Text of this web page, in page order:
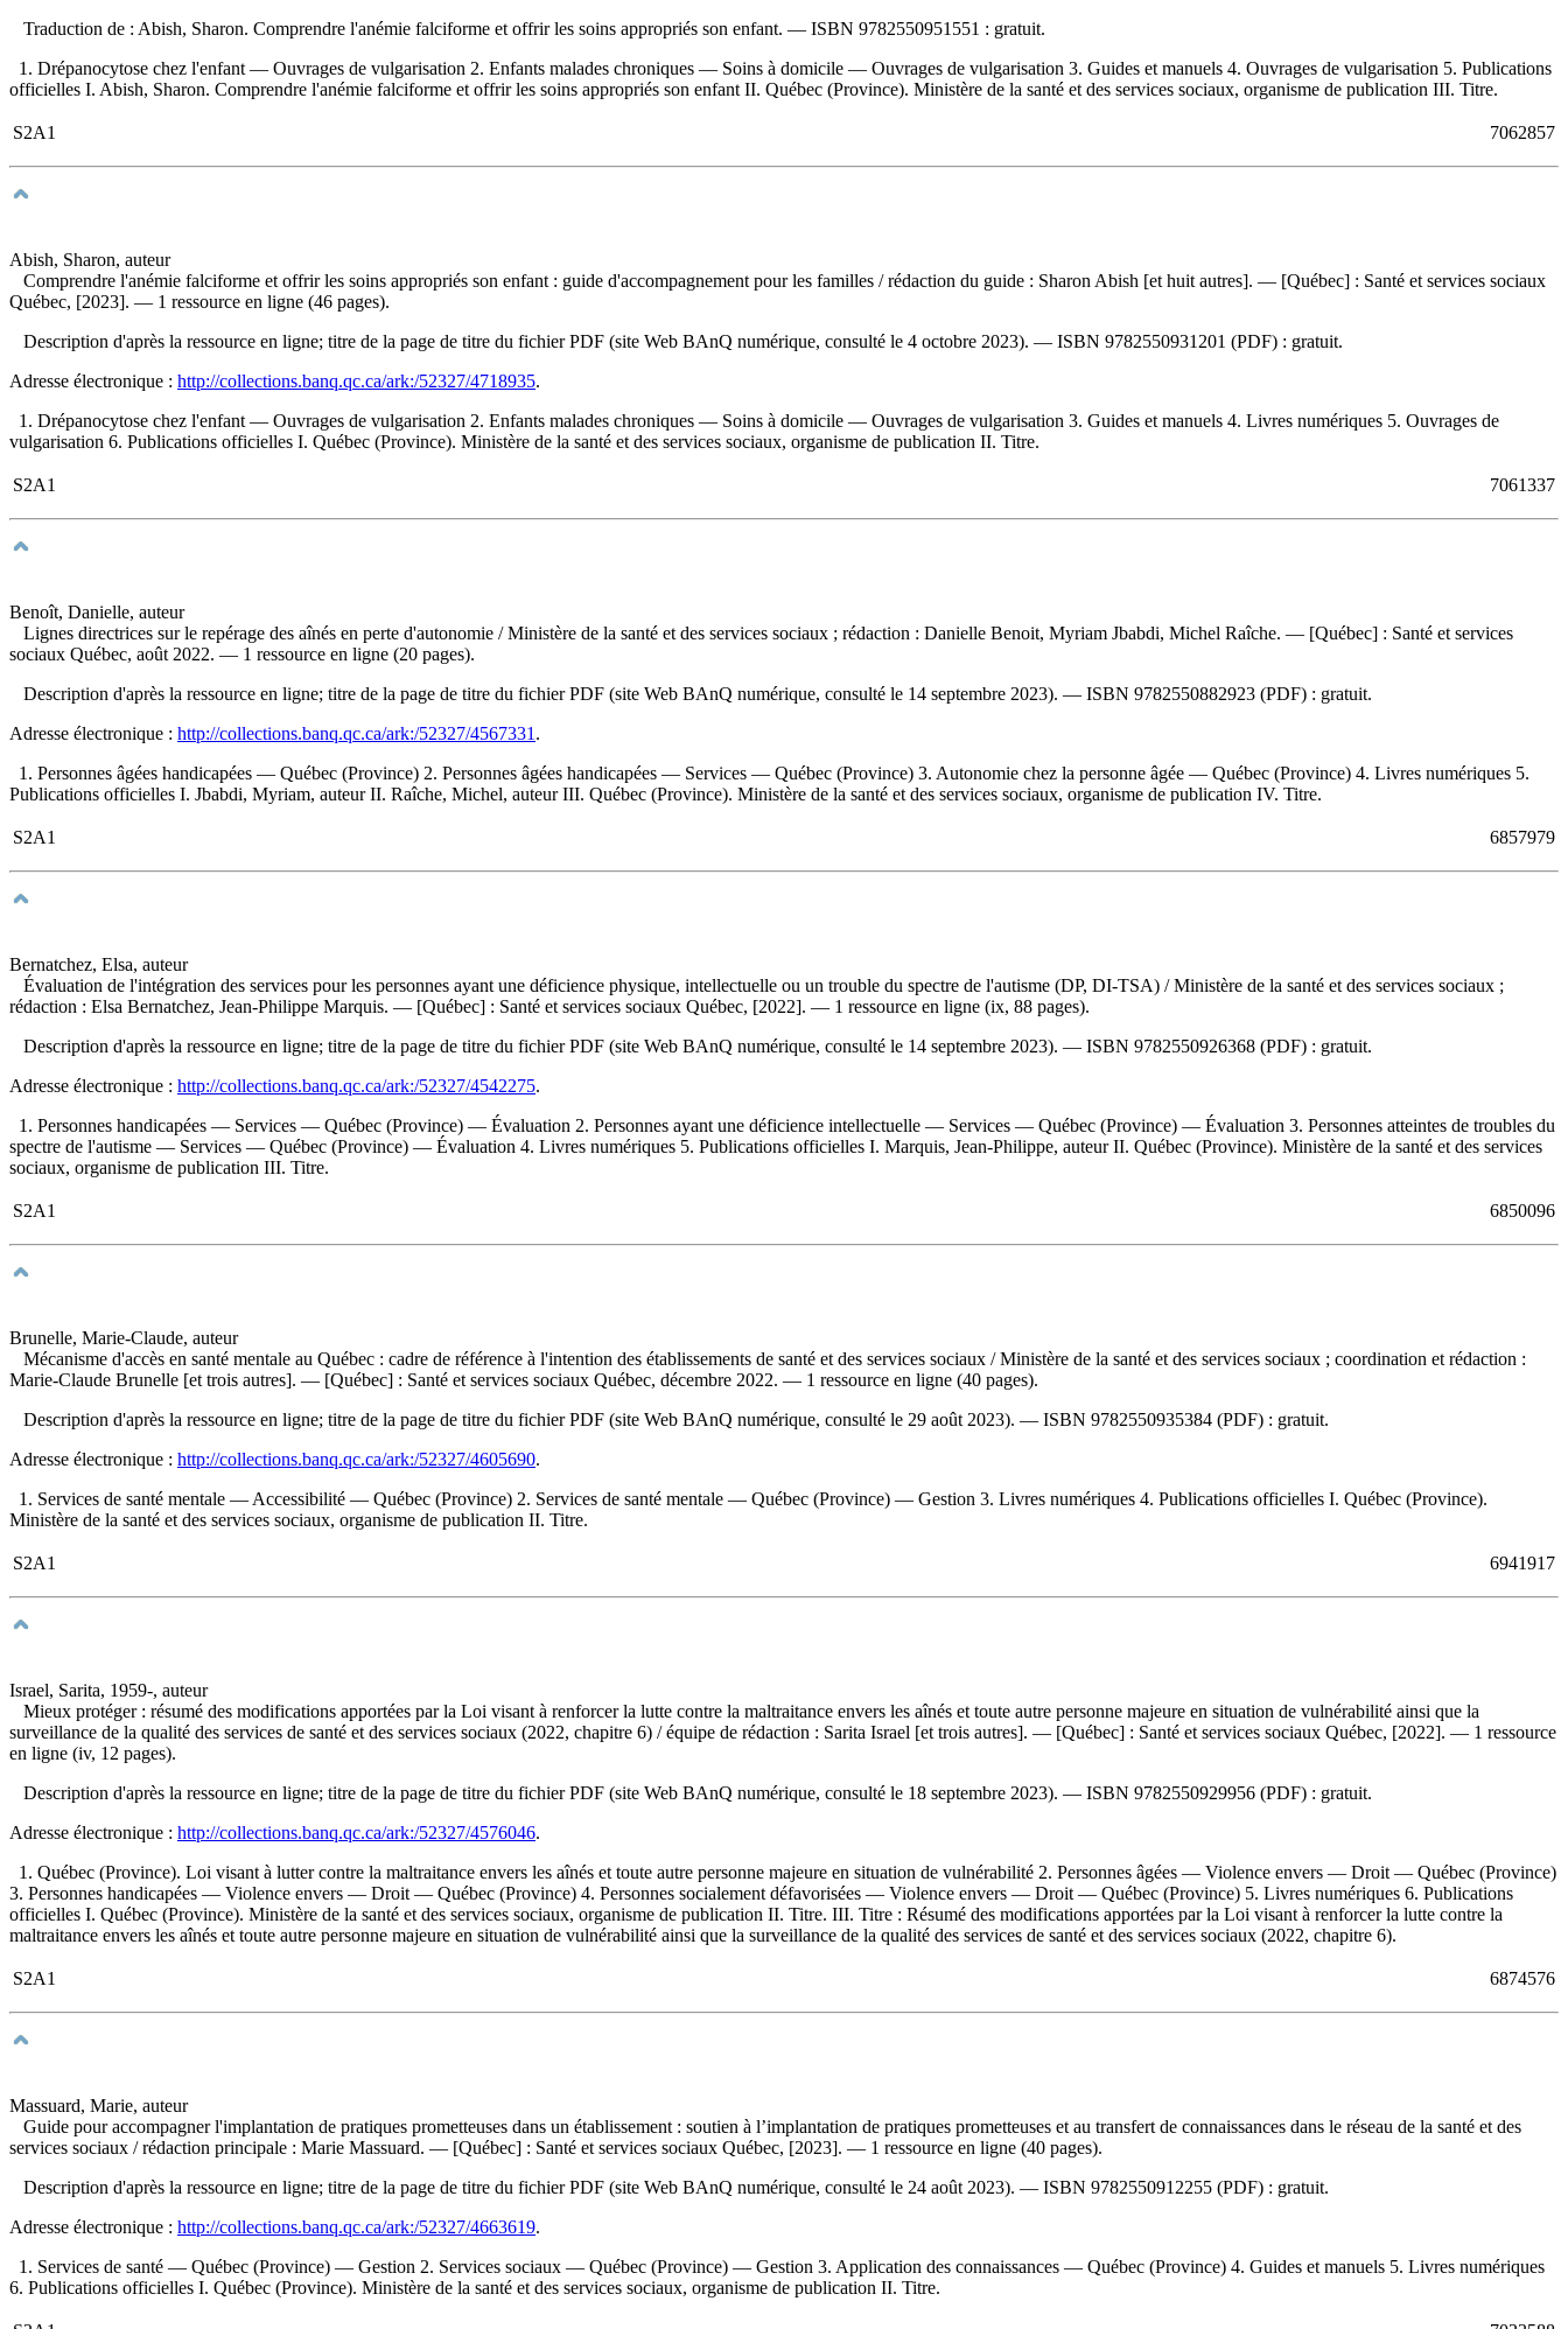
Traduction de : Abish, Sharon. Comprendre l'anémie falciforme et offrir les soins appropriés son enfant. — ISBN 9782550951551 : gratuit.
1. Drépanocytose chez l'enfant — Ouvrages de vulgarisation 2. Enfants malades chroniques — Soins à domicile — Ouvrages de vulgarisation 3. Guides et manuels 4. Ouvrages de vulgarisation 5. Publications
officielles I. Abish, Sharon. Comprendre l'anémie falciforme et offrir les soins appropriés son enfant II. Québec (Province). Ministère de la santé et des services sociaux, organisme de publication III. Titre.
S2A1 7062857
Abish, Sharon, auteur
Comprendre l'anémie falciforme et offrir les soins appropriés son enfant : guide d'accompagnement pour les familles / rédaction du guide : Sharon Abish [et huit autres]. — [Québec] : Santé et services sociaux
Québec, [2023]. — 1 ressource en ligne (46 pages).
Description d'après la ressource en ligne; titre de la page de titre du fichier PDF (site Web BAnQ numérique, consulté le 4 octobre 2023). — ISBN 9782550931201 (PDF) : gratuit.
Adresse électronique : http://collections.banq.qc.ca/ark:/52327/4718935.
1. Drépanocytose chez l'enfant — Ouvrages de vulgarisation 2. Enfants malades chroniques — Soins à domicile — Ouvrages de vulgarisation 3. Guides et manuels 4. Livres numériques 5. Ouvrages de
vulgarisation 6. Publications officielles I. Québec (Province). Ministère de la santé et des services sociaux, organisme de publication II. Titre.
S2A1 7061337
Benoît, Danielle, auteur
Lignes directrices sur le repérage des aînés en perte d'autonomie / Ministère de la santé et des services sociaux ; rédaction : Danielle Benoit, Myriam Jbabdi, Michel Raîche. — [Québec] : Santé et services
sociaux Québec, août 2022. — 1 ressource en ligne (20 pages).
Description d'après la ressource en ligne; titre de la page de titre du fichier PDF (site Web BAnQ numérique, consulté le 14 septembre 2023). — ISBN 9782550882923 (PDF) : gratuit.
Adresse électronique : http://collections.banq.qc.ca/ark:/52327/4567331 .
1. Personnes âgées handicapées — Québec (Province) 2. Personnes âgées handicapées — Services — Québec (Province) 3. Autonomie chez la personne âgée — Québec (Province) 4. Livres numériques 5.
Publications officielles I. Jbabdi, Myriam, auteur II. Raîche, Michel, auteur III. Québec (Province). Ministère de la santé et des services sociaux, organisme de publication IV. Titre.
S2A1 6857979
Bernatchez, Elsa, auteur
Évaluation de l'intégration des services pour les personnes ayant une déficience physique, intellectuelle ou un trouble du spectre de l'autisme (DP, DI-TSA) / Ministère de la santé et des services sociaux ;
rédaction : Elsa Bernatchez, Jean-Philippe Marquis. — [Québec] : Santé et services sociaux Québec, [2022]. — 1 ressource en ligne (ix, 88 pages).
Description d'après la ressource en ligne; titre de la page de titre du fichier PDF (site Web BAnQ numérique, consulté le 14 septembre 2023). — ISBN 9782550926368 (PDF) : gratuit.
Adresse électronique : http://collections.banq.qc.ca/ark:/52327/4542275.
1. Personnes handicapées — Services — Québec (Province) — Évaluation 2. Personnes ayant une déficience intellectuelle — Services — Québec (Province) — Évaluation 3. Personnes atteintes de troubles du
spectre de l'autisme — Services — Québec (Province) — Évaluation 4. Livres numériques 5. Publications officielles I. Marquis, Jean-Philippe, auteur II. Québec (Province). Ministère de la santé et des services
sociaux, organisme de publication III. Titre.
S2A1 6850096
Brunelle, Marie-Claude, auteur
Mécanisme d'accès en santé mentale au Québec : cadre de référence à l'intention des établissements de santé et des services sociaux / Ministère de la santé et des services sociaux ; coordination et rédaction :
Marie-Claude Brunelle [et trois autres]. — [Québec] : Santé et services sociaux Québec, décembre 2022. — 1 ressource en ligne (40 pages).
Description d'après la ressource en ligne; titre de la page de titre du fichier PDF (site Web BAnQ numérique, consulté le 29 août 2023). — ISBN 9782550935384 (PDF) : gratuit.
Adresse électronique : http://collections.banq.qc.ca/ark:/52327/4605690.
1. Services de santé mentale — Accessibilité — Québec (Province) 2. Services de santé mentale — Québec (Province) — Gestion 3. Livres numériques 4. Publications officielles I. Québec (Province).
Ministère de la santé et des services sociaux, organisme de publication II. Titre.
S2A1 6941917
Israel, Sarita, 1959-, auteur
Mieux protéger : résumé des modifications apportées par la Loi visant à renforcer la lutte contre la maltraitance envers les aînés et toute autre personne majeure en situation de vulnérabilité ainsi que la
surveillance de la qualité des services de santé et des services sociaux (2022, chapitre 6) / équipe de rédaction : Sarita Israel [et trois autres]. — [Québec] : Santé et services sociaux Québec, [2022]. — 1 ressource
en ligne (iv, 12 pages).
Description d'après la ressource en ligne; titre de la page de titre du fichier PDF (site Web BAnQ numérique, consulté le 18 septembre 2023). — ISBN 9782550929956 (PDF) : gratuit.
Adresse électronique : http://collections.banq.qc.ca/ark:/52327/4576046.
1. Québec (Province). Loi visant à lutter contre la maltraitance envers les aînés et toute autre personne majeure en situation de vulnérabilité 2. Personnes âgées — Violence envers — Droit — Québec (Province)
3. Personnes handicapées — Violence envers — Droit — Québec (Province) 4. Personnes socialement défavorisées — Violence envers — Droit — Québec (Province) 5. Livres numériques 6. Publications
officielles I. Québec (Province). Ministère de la santé et des services sociaux, organisme de publication II. Titre. III. Titre : Résumé des modifications apportées par la Loi visant à renforcer la lutte contre la
maltraitance envers les aînés et toute autre personne majeure en situation de vulnérabilité ainsi que la surveillance de la qualité des services de santé et des services sociaux (2022, chapitre 6).
S2A1 6874576
Massuard, Marie, auteur
Guide pour accompagner l'implantation de pratiques prometteuses dans un établissement : soutien à l’implantation de pratiques prometteuses et au transfert de connaissances dans le réseau de la santé et des
services sociaux / rédaction principale : Marie Massuard. — [Québec] : Santé et services sociaux Québec, [2023]. — 1 ressource en ligne (40 pages).
Description d'après la ressource en ligne; titre de la page de titre du fichier PDF (site Web BAnQ numérique, consulté le 24 août 2023). — ISBN 9782550912255 (PDF) : gratuit.
Adresse électronique : http://collections.banq.qc.ca/ark:/52327/4663619.
1. Services de santé — Québec (Province) — Gestion 2. Services sociaux — Québec (Province) — Gestion 3. Application des connaissances — Québec (Province) 4. Guides et manuels 5. Livres numériques
6. Publications officielles I. Québec (Province). Ministère de la santé et des services sociaux, organisme de publication II. Titre.